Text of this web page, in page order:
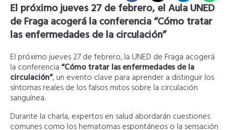
El próximo jueves 27 de febrero, el Aula UNED
de Fraga acogerá la conferencia “Cómo tratar
las enfermedades de la circulación”
El próximo jueves 27 de febrero, la UNED de Fraga acogerá
la conferencia“Cómo tratar las enfermedades de la
circulación”, un evento clave para aprender a distinguir los
síntomas reales de los falsos mitos sobre la circulación
sanguínea.
Durante la charla, expertos en salud abordarán cuestiones
comunes como los hematomas espontáneos o la sensación